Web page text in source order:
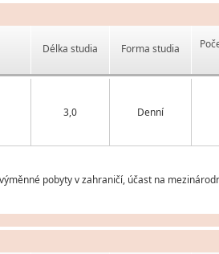
Délka studia Forma studia
3,0 Denní
pobyty v zahraničí, účast na